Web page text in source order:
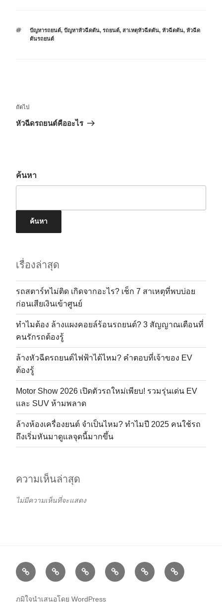
ปัญหารถยนต์, ปัญหาหัวฉีดตัน, รถยนต์, สาเหตุหัวฉีดตัน, หัวฉีดตัน, หัวฉีด
ตันรถยนต์
ถัดไป
หัวฉีดรถยนต์คืออะไร
ค้นหา
ค้นหา
เรื่องล่าสุด
รถสตาร์ทไม่ติด เกิดจากอะไร? เช็ก 7 สาเหตุที่พบบ่อย
ก่อนเสียเงินเข้าศูนย์
ทำไมต้อง ล้างแผงคอยล์ร้อนรถยนต์? 3 สัญญาณเตือนที่
คนรักรถต้องรู้
ล้างหัวฉีดรถยนต์ไฟฟ้าได้ไหม? คำตอบที่เจ้าของ EV
ต้องรู้
Motor Show 2026 เปิดตัวรถใหม่เพียบ! รวมรุ่นเด่น EV
และ SUV ห้ามพลาด
ล้างห้องเครื่องยนต์ จำเป็นไหม? ทำไมปี 2025 คนใช้รถ
ถึงเริ่มหันมาดูแลจุดนี้มากขึ้น
ความเห็นล่าสุด
ไม่มีความเห็นที่จะแสดง
ภูมิใจนำเสนอโดย WordPress